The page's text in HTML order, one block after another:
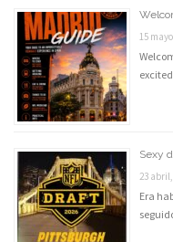
15
Sexy
23
Era